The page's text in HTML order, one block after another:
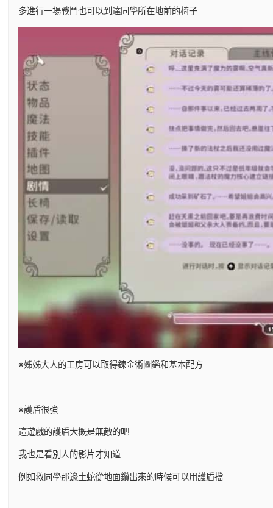
多進行一場戰鬥也可以到達同學所在地前的椅子
※姊姊大人的工房可以取得鍊金術圖鑑和基本配方
※護盾很強
這遊戲的護盾大概是無敵的吧
我也是看別人的影片才知道
例如救同學那邊土蛇從地面鑽出來的時候可以用護盾擋